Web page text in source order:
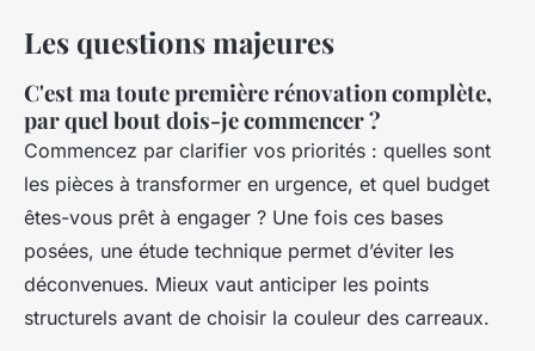
Les questions majeures
C'est ma toute première rénovation complète,
par quel bout dois-je commencer ?
Commencez par clarifier vos priorités : quelles sont
les pièces à transformer en urgence, et quel budget
êtes-vous prêt à engager ? Une fois ces bases
posées, une étude technique permet d’éviter les
déconvenues. Mieux vaut anticiper les points
structurels avant de choisir la couleur des carreaux.